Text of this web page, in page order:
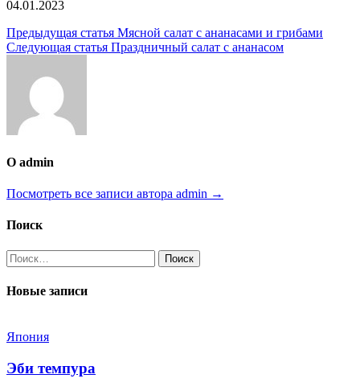
04.01.2023
Навигация
по
записям
Предыдущая статья Мясной салат с ананасами и грибами
Следующая статья Праздничный салат с ананасом
О admin
Посмотреть все записи автора admin →
Поиск
Найти:
Новые записи
Япония
Эби темпура